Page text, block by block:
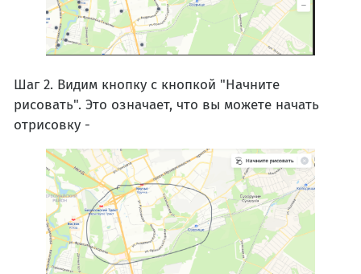
Шаг 2. Видим кнопку с кнопкой "Начните
рисовать". Это означает, что вы можете начать
отрисовку -